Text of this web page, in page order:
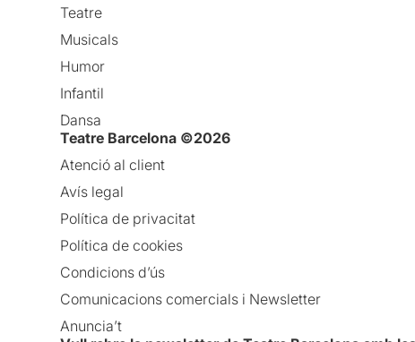
Teatre
Musicals
Humor
Infantil
Dansa
Teatre Barcelona ©2026
Atenció al client
Avís legal
Política de privacitat
Política de cookies
Condicions d’ús
Comunicacions comercials i Newsletter
Anuncia’t